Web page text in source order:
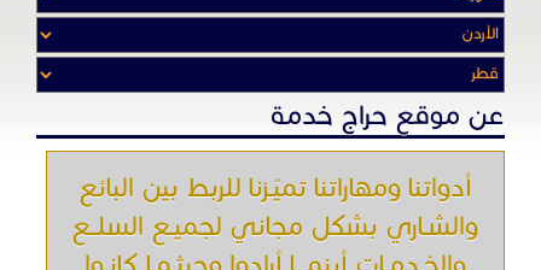
تصفح في الموقع
الرئيسية
شروط الاستخدام
اتصل بنا